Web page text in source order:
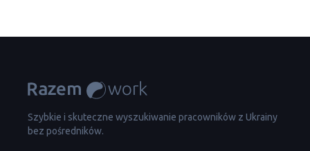
Szybkie i skuteczne wyszukiwanie pracowników z Ukrainy
bez pośredników.